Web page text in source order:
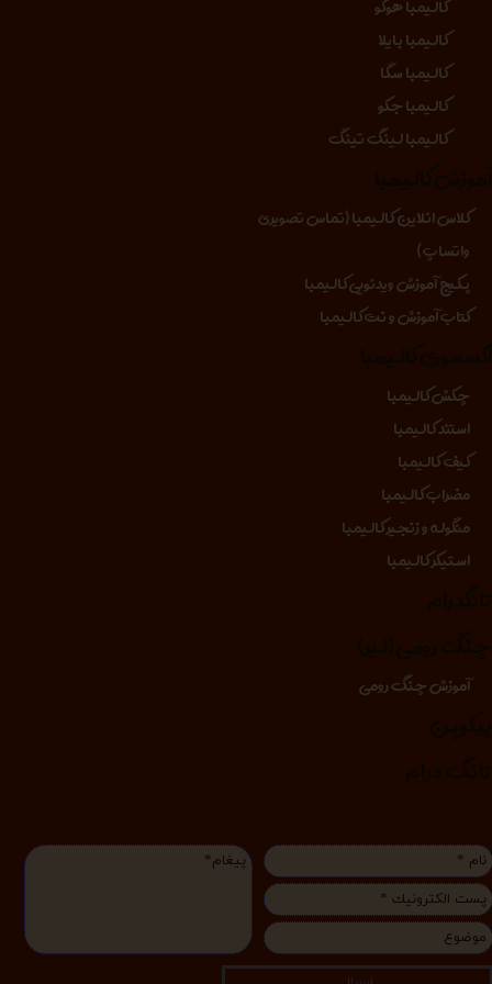
کالیمبا هوگو
کالیمبا بایلا
کالیمبا سگا
کالیمبا جکو
کالیمبا لینگ تینگ
کلاس انلاین کالیمبا (تماس تصویری
واتساپ)
پکیج آموزش ویدئویی کالیمبا
کتاب آموزش و نت کالیمبا
چکش کالیمبا
استند کالیمبا
کیف کالیمبا
مضراب کالیمبا
منگوله و زنجیر کالیمبا
استیکر کالیمبا
آموزش چنگ رومی